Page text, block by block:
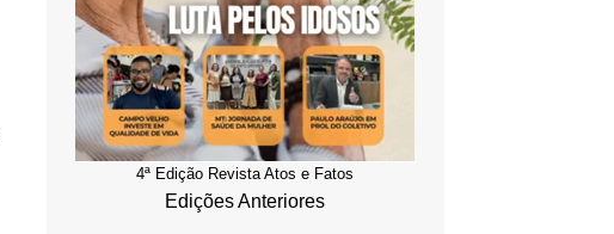
4ª Edição Revista Atos e Fatos
Edições Anteriores